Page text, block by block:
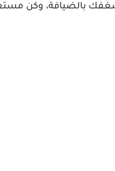
بالضيافة، وكن